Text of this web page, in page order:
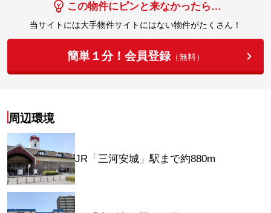
この物件にピンと来なかったら…
当サイトには大手物件サイトにはない物件がたくさん！
簡単１分！会員登録（無料）
周辺環境
JR「三河安城」駅まで約880m